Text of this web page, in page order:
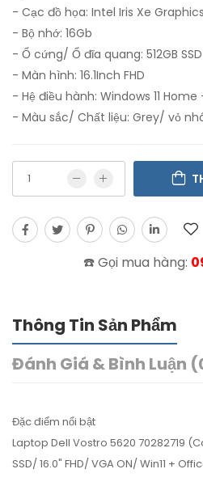
- Cạc đồ họa: Intel Iris Xe Graphics
- Bộ nhớ: 16Gb
- Ổ cứng/ Ổ đĩa quang: 512GB SSD
- Màn hình: 16.1Inch FHD
- Hệ điều hành: Windows 11
- Màu sắc/ Chất liệu: Grey/ vỏ
☎️ Gọi mua hàng:
Thông Tin Sản Phẩm
Đánh Giá & Bình Luận
Đặc điểm nổi bật
Laptop Dell Vostro 5620 70282719
SSD/ 16.0" FHD/ VGA ON/ Win11 +